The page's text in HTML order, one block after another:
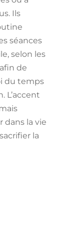
Ils
séances
selon les
de
du temps
L’accent
dans la vie
la